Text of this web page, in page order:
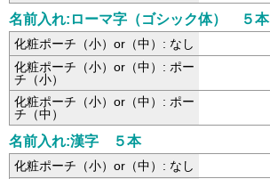
名前入れ:ローマ字（ゴシック体） ５本
化粧ポーチ（小）or（中）: なし
化粧ポーチ（小）or（中）: ポー
チ（小）
化粧ポーチ（小）or（中）: ポー
チ（中）
名前入れ:漢字 ５本
化粧ポーチ（小）or（中）: なし